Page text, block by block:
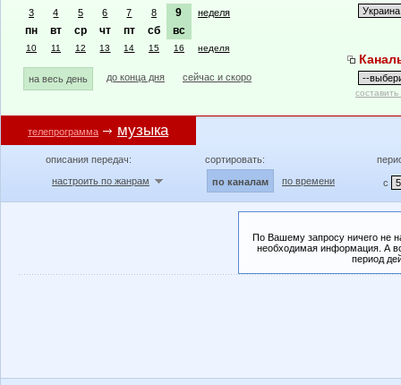
3 4 5 6 7 8 9 неделя
пн вт ср чт пт сб вс
10 11 12 13 14 15 16 неделя
на весь день до конца дня сейчас и скоро
телепрограмма музыка
описания передач:
настроить по жанрам
сортировать:
по каналам по времени с
По Вашему запросу ничего не
необходимая информация. А
период